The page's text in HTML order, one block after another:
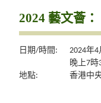
2024 藝文薈
日期/時間:
2024年
晚上7時
地點:
香港中